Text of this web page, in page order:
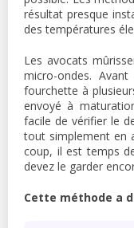
résultat presque
des températures
Les avocats
micro-ondes.
fourchette à
envoyé à
facile de vérifier le
tout simplement en
coup, il est temps
devez le garder
Cette méthode a